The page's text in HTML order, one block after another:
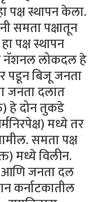
पक्ष स्थापन केला.
समता पक्षातून
पक्ष स्थापन
नॅशनल लोकदल हे
पडून बिजू जनता
जनता दलात
हे दोन तुकडे
मध्ये तर
समता पक्ष
मध्ये विलीन.
आणि जनता दल
कर्नाटकातील